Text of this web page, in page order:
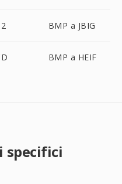
BMP a JBIG
BMP a HEIF
specifici